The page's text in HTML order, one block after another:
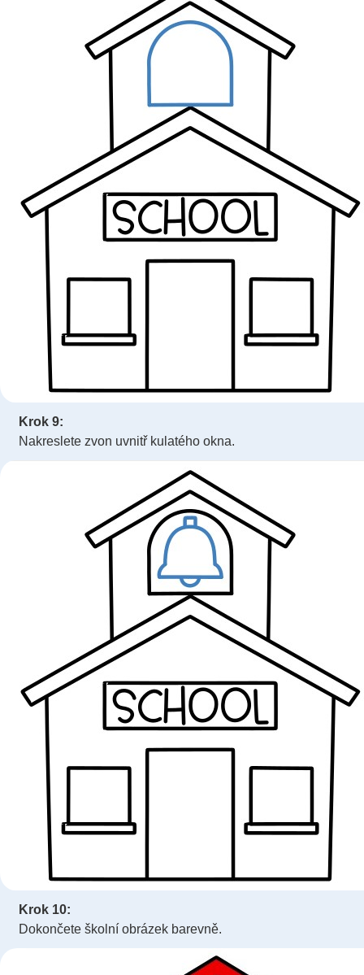
Krok 9:
Nakreslete zvon uvnitř kulatého okna.
Krok 10:
Dokončete školní obrázek barevně.